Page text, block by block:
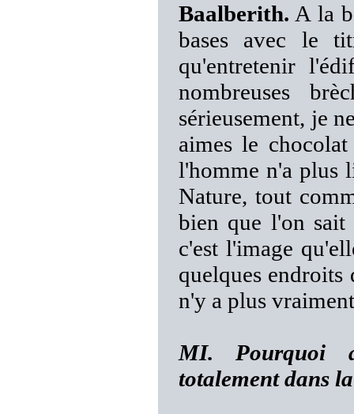
Baalberith. A la
bases avec le
qu'entretenir
nombreuses
sérieusement, je
aimes le
l'homme n'a plus
Nature, tout
bien que l'on sait
c'est l'image
quelques
n'y a plus
MI. Pourquoi
totalement dans